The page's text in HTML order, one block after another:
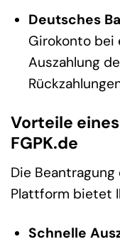
Deutsches
Girokonto bei
Auszahlung
Vorteile
FGPK.de
Die
Plattform bietet
Schnelle